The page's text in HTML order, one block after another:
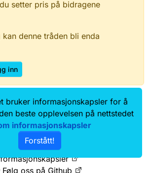
setter pris på bidragene
denne tråden bli enda
inn
Kontakt oss
og brukervilkår
Følg oss på Github
bruker informasjonskapsler for å
beste opplevelsen på nettstedet
informasjonskapsler
Forstått!